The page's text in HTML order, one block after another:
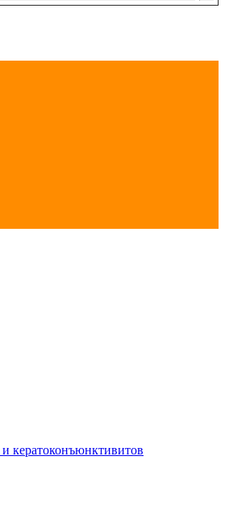
кератоконъюнктивитов